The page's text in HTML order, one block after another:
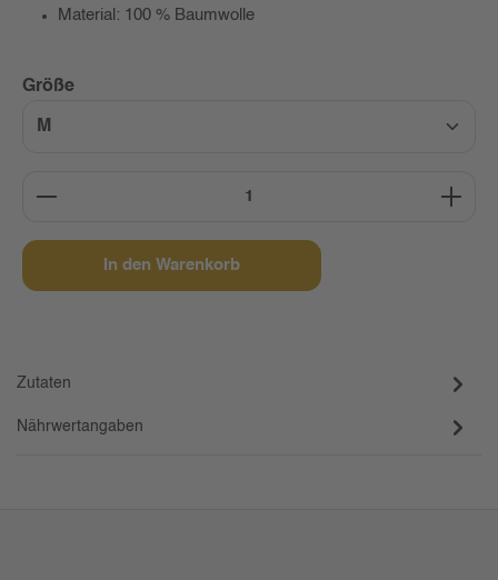
Material: 100 % Baumwolle
Größeauswählen
Produkt Anzahl: Gib den gewünschten Wert ein
In den Warenkorb
Zutaten
Nährwertangaben